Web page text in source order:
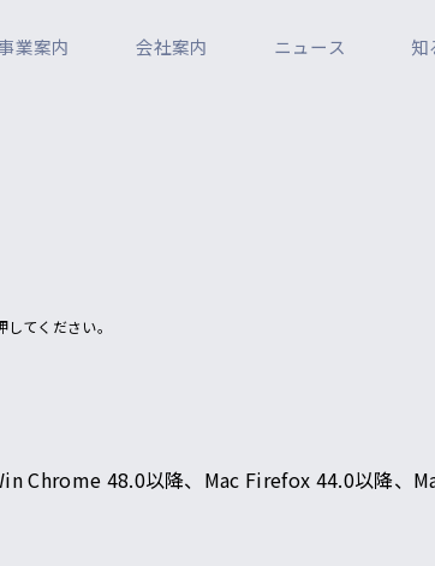
業案内 会社案内 ニュース 知
てください。
Chrome 48.0以降、Mac Firefox 44.0以降、